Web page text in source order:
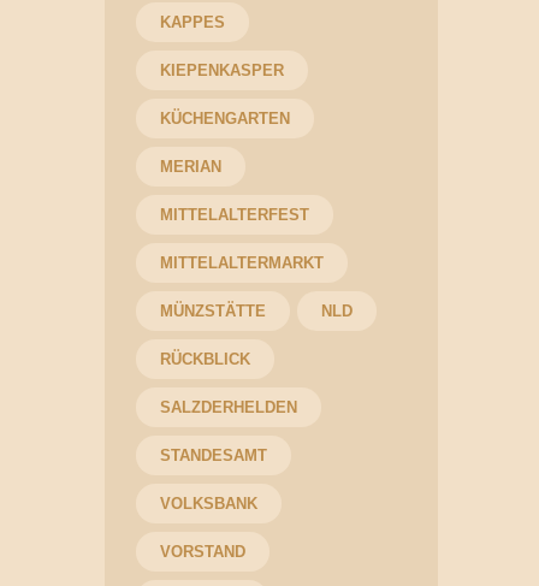
KAPPES
KIEPENKASPER
KÜCHENGARTEN
MERIAN
MITTELALTERFEST
MITTELALTERMARKT
MÜNZSTÄTTE NLD
RÜCKBLICK
SALZDERHELDEN
STANDESAMT
VOLKSBANK
VORSTAND